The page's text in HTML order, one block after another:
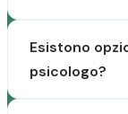
Esistono
psicologo?